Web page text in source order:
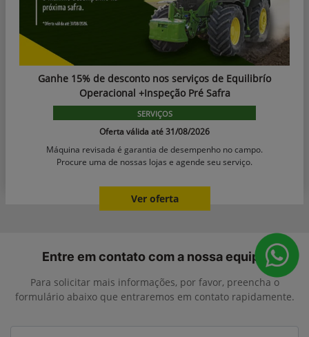
Ganhe 15% de desconto nos serviços de Equilibrío
Operacional +Inspeção Pré Safra
SERVIÇOS
Oferta válida até 31/08/2026
Máquina revisada é garantia de desempenho no campo.
Procure uma de nossas lojas e agende seu serviço.
Ver oferta
Entre em contato com a nossa equipe
Para solicitar mais informações, por favor, preencha o
formulário abaixo que entraremos em contato rapidamente.